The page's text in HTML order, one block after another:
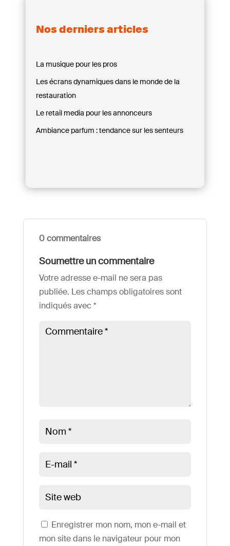
Nos derniers articles
La musique pour les pros
Les écrans dynamiques dans le monde de la
restauration
Le retail media pour les annonceurs
Ambiance parfum : tendance sur les senteurs
0 commentaires
Soumettre un commentaire
Votre adresse e-mail ne sera pas
publiée. Les champs obligatoires sont
indiqués avec*
Enregistrer mon nom, mon e-mail et
mon site dans le navigateur pour mon